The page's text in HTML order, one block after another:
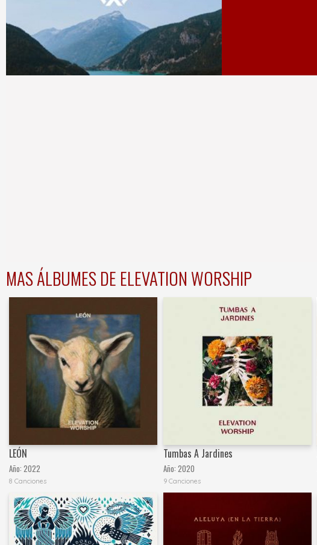
MAS ÁLBUMES DE ELEVATION WORSHIP
LEÓN
Año:2022
8 Canciones
Tumbas A Jardines
Año:2020
9 Canciones